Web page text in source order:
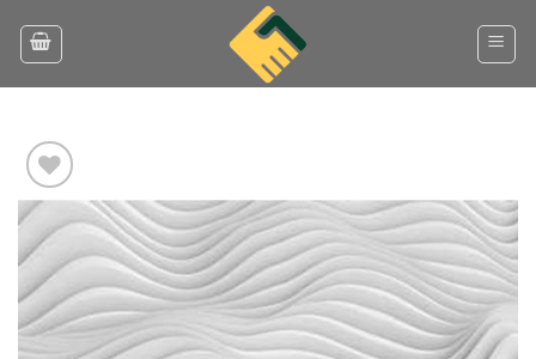
content
Add to
wishlist